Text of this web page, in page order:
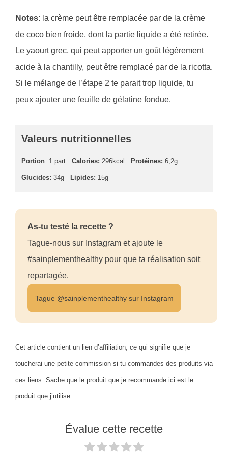
Notes: la crème peut être remplacée par de la crème
de coco bien froide, dont la partie liquide a été retirée.
Le yaourt grec, qui peut apporter un goût légèrement
acide à la chantilly, peut être remplacé par de la ricotta.
Si le mélange de l’étape 2 te parait trop liquide, tu
peux ajouter une feuille de gélatine fondue.
Valeurs nutritionnelles
Portion: 1 part Calories: 296kcal Protéines: 6,2g
Glucides: 34g Lipides: 15g
As-tu testé la recette ?
Tague-nous sur Instagram et ajoute le
#sainplementhealthy pour que ta réalisation soit
repartagée.
Tague @sainplementhealthy sur Instagram
Cet article contient un lien d’affiliation, ce qui signifie que je
toucherai une petite commission si tu commandes des produits via
ces liens. Sache que le produit que je recommande ici est le
produit que j’utilise.
Évalue cette recette